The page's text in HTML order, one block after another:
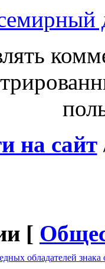
на сайт
[
обладателей знака